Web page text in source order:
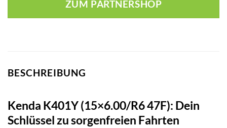
ZUM PARTNERSHOP
BESCHREIBUNG
Kenda K401Y (15×6.00/R6 47F): Dein
Schlüssel zu sorgenfreien Fahrten